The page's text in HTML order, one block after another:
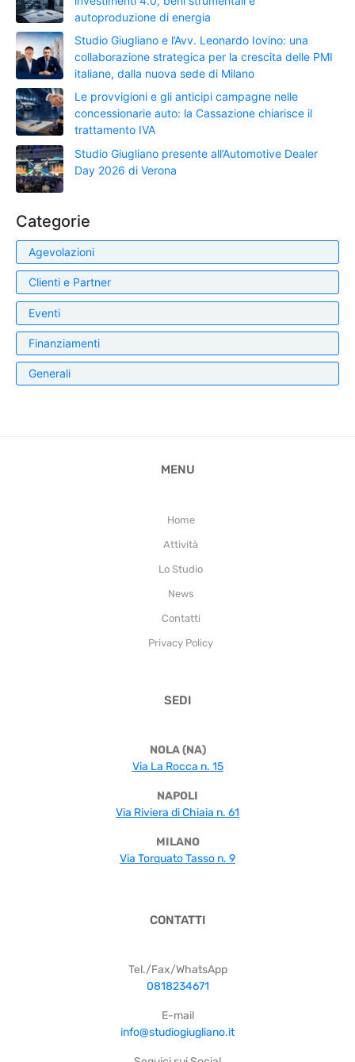
autoproduzione di energia
Studio Giugliano e l’Avv. Leonardo Iovino: una
collaborazione strategica per la crescita delle PMI
italiane, dalla nuova sede di Milano
Le provvigioni e gli anticipi campagne nelle
concessionarie auto: la Cassazione chiarisce il
trattamento IVA
Studio Giugliano presente all’Automotive Dealer
Day 2026 di Verona
Categorie
Agevolazioni
Clienti e Partner
Eventi
Finanziamenti
Generali
MENU
Home
Attività
Lo Studio
News
Contatti
Privacy Policy
SEDI
NOLA (NA)
Via La Rocca n. 15
NAPOLI
Via Riviera di Chiaia n. 61
MILANO
Via Torquato Tasso n. 9
CONTATTI
Tel./Fax/WhatsApp
0818234671
E-mail
info@studiogiugliano.it